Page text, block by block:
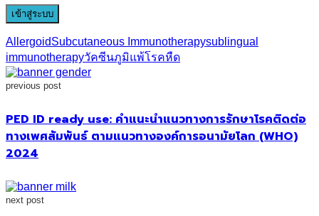
AllergoidSubcutaneous Immunotherapysublingual
immunotherapyวัคซีนภูมิแพ้โรคหืด
previous post
PED ID ready use: คำแนะนำแนวทางการรักษาโรคติดต่อ
ทางเพศสัมพันธ์ ตามแนวทางองค์การอนามัยโลก (WHO)
2024
next post